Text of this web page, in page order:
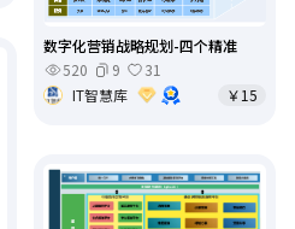
数字化营销战略规划-四个精准
520
9
31
IT智慧库
￥15